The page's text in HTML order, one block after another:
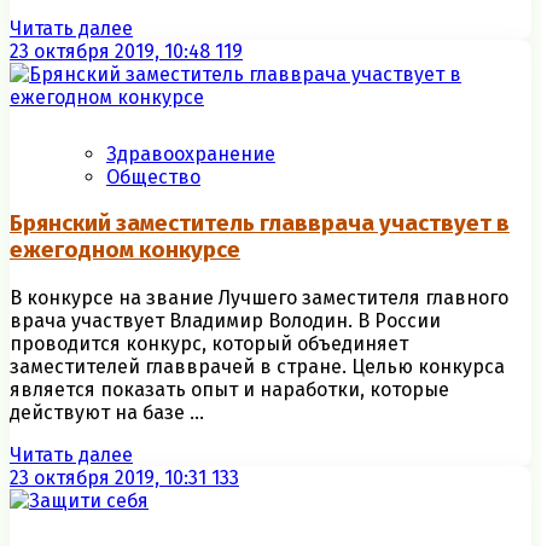
Читать далее
23 октября 2019, 10:48 119
Здравоохранение
Общество
Брянский заместитель главврача участвует в
ежегодном конкурсе
В конкурсе на звание Лучшего заместителя главного
врача участвует Владимир Володин. В России
проводится конкурс, который объединяет
заместителей главврачей в стране. Целью конкурса
является показать опыт и наработки, которые
действуют на базе ...
Читать далее
23 октября 2019, 10:31 133